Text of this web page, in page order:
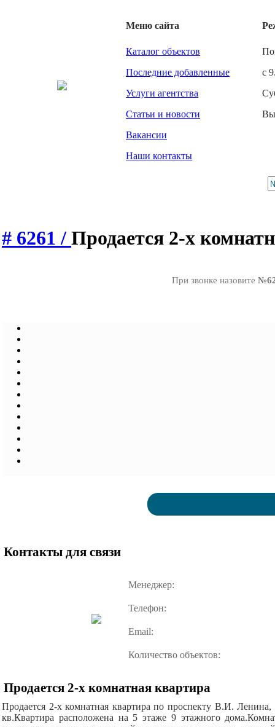
Меню сайта
Каталог объектов
Последние добавленные
Услуги агентства
Статьи и новости
Вакансии
Наши контакты
с
# 6261 / Продается 2-х
При звонке назовите
Контакты для связи
Менеджер:
Телефон:
Email:
Количество объектов:
Продается 2-х комнатная квартира
Продается 2-х комнатная квартира по проспекту В.И.
кв.Квартира расположена на 5 этаже 9 этажного